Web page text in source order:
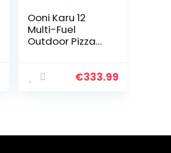
Ooni Karu 12
Multi-Fuel
Outdoor Pizza
houtgestookte
Oven Voor
€333.99